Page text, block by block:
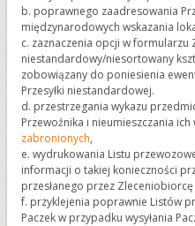
b. poprawnego zaadresowania
międzynarodowych wskazania
c. zaznaczenia opcji w formularzu
niestandardowy/niesortowany
zobowiązany do poniesienia
Przesyłki niestandardowej.
d. przestrzegania wykazu
Przewoźnika i nieumieszczania ich
zabronionych,
e. wydrukowania Listu
informacji o takiej konieczności
przesłanego przez
f. przyklejenia poprawnie Listów
Paczek w przypadku wysyłania